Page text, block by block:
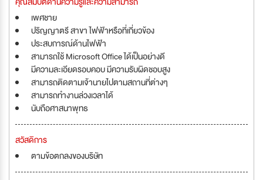
เพศชาย
ปริญญาตรี สาขา ไฟฟ้าหรือที่เกี่ยวข้อง
ประสบการณ์ด้านไฟฟ้า
สามารถใช้ Microsoft Office ได้เป็นอย่างดี
มีความละเอียดรอบคอบ มีความรับผิดชอบสูง
สามารถติดตามเจ้านายไปตามสถานที่ต่างๆ
สามารถทำงานล่วงเวลาได้
นับถือศาสนาพุทธ
สวัสดิการ
ตามข้อตกลงของบริษัท